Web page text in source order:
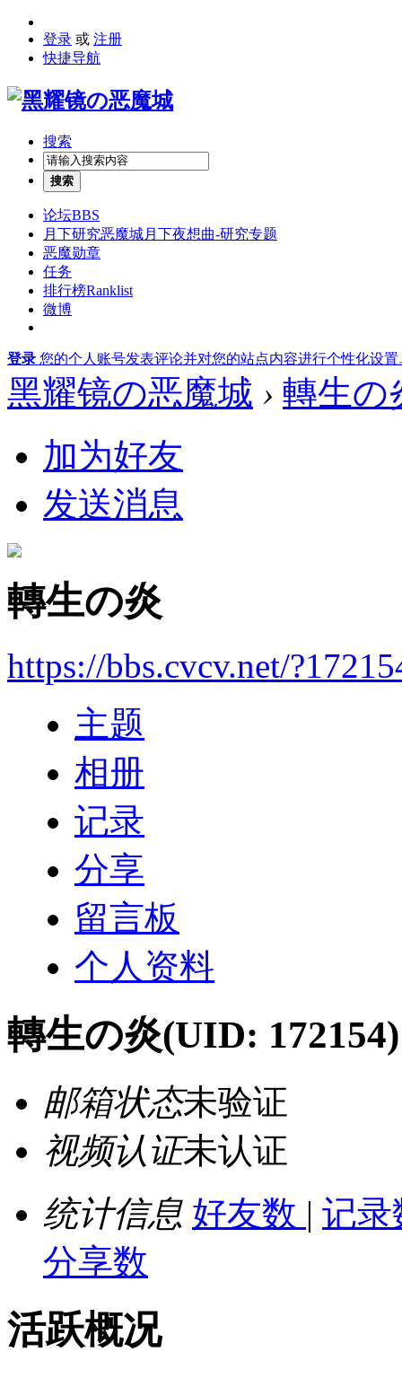
登录 或 注册
快捷导航
搜索
搜索
论坛BBS
月下研究恶魔城月下夜想曲-研究专题
恶魔勋章
任务
排行榜Ranklist
微博
登录 您的个人账号发表评论并对您的站点内容进行个性化设置
黑耀镜の恶魔城 › 轉生の
加为好友
发送消息
轉生の炎
https://bbs.cvcv.net/
主题
相册
记录
分享
留言板
个人资料
轉生の炎(UID: 172154)
邮箱状态未验证
视频认证未认证
统计信息 好友数 | 记
分享数
活跃概况